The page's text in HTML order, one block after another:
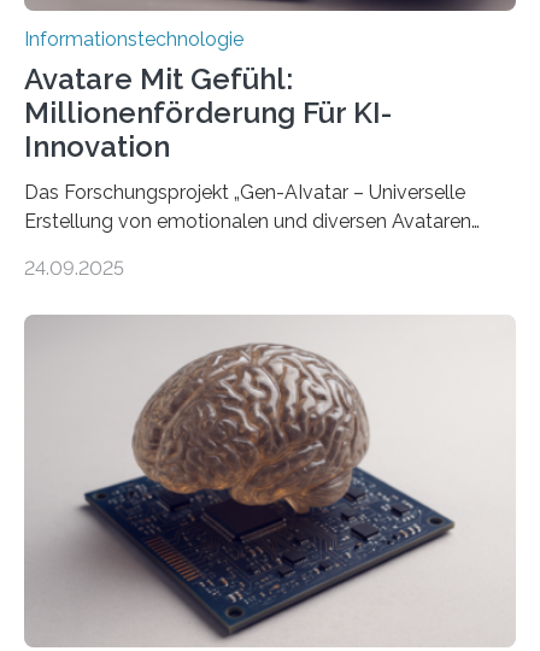
Informationstechnologie
Avatare Mit Gefühl:
Millionenförderung Für KI-
Innovation
Das Forschungsprojekt „Gen-AIvatar – Universelle
Erstellung von emotionalen und diversen Avataren
Förderung in Höhe von rund 2 Millionen Euro. Dabei
der MindPort GmbH eine neuartige, KI-gestützte
Lösung zur Erzeugung von Emotionen für realistische
Avatare. Gen-AIvatar entwickelt innovative und
kosteneffiziente Methoden, um lebensechte Avatare zu
erstellen. „Besonders wichtig ist uns eine ganzheitliche
Animation, bei der Stimme, Körperbewegung, Gestik
und Mimik im Einklang sind…
24.09.2025